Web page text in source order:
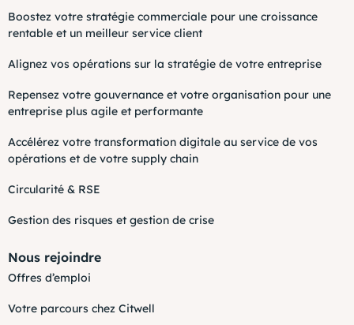
Boostez votre stratégie commerciale pour une croissance
rentable et un meilleur service client
Alignez vos opérations sur la stratégie de votre entreprise
Repensez votre gouvernance et votre organisation pour une
entreprise plus agile et performante
Accélérez votre transformation digitale au service de vos
opérations et de votre supply chain
Circularité & RSE
Gestion des risques et gestion de crise
Nous rejoindre
Offres d’emploi
Votre parcours chez Citwell